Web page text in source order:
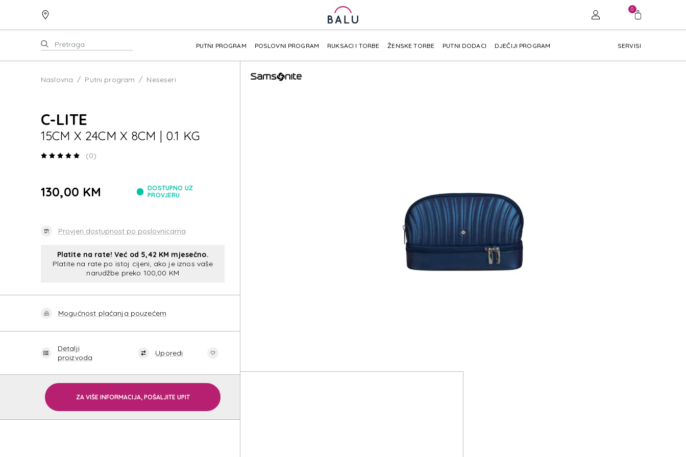
0
PUTNI PROGRAM POSLOVNI PROGRAM RUKSACI I TORBE ŽENSKE TORBE PUTNI DODACI DJEČIJI PROGRAM SERVISI
Naslovna Putni program Neseseri
C-LITE
15CM X 24CM X 8CM | 0.1 KG
(0)
130,00 KM
DOSTUPNO UZ
PROVJERU
Provjeri dostupnost po poslovnicama
Platite na rate! Već od 5,42 KM mjesečno.
Platite na rate po istoj cijeni, ako je iznos vaše
narudžbe preko 100,00 KM
Mogućnost plaćanja pouzećem
Detalji
proizvoda
Uporedi
ZA VIŠE INFORMACIJA, POŠALJITE UPIT
C-LITE TOILET KIT